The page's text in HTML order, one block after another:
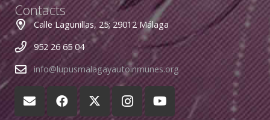
Contacts
Calle Lagunillas, 25; 29012 Málaga
952 26 65 04
info@lupusmalagayautoinmunes.org